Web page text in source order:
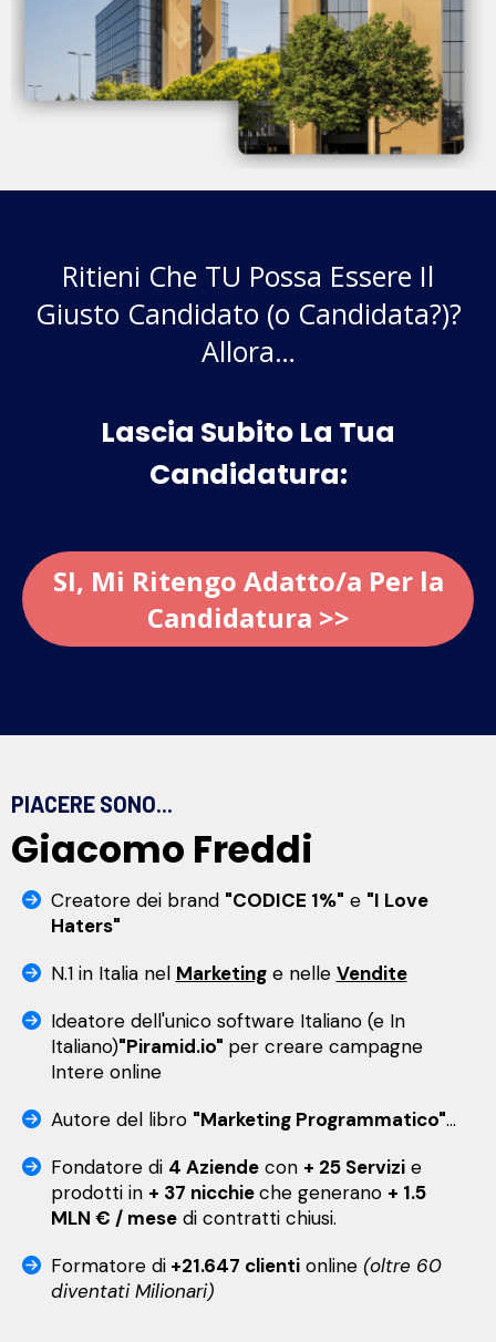
Ritieni Che TU Possa Essere Il
Giusto Candidato (o Candidata?)?
Allora…
Lascia Subito La Tua
Candidatura:
SI, Mi Ritengo Adatto/a Per la
Candidatura >>
PIACERE SONO...
Giacomo Freddi
Creatore dei brand "CODICE 1%" e "I Love
Haters"
N.1 in Italia nel Marketinge nelle Vendite
Ideatore dell'unico software Italiano (e In
Italiano)"Piramid.io" per creare campagne
Intere online
Autore del libro "Marketing Programmatico"...
Fondatore di 4 Aziendecon + 25 Servizie
prodotti in + 37 nicchieche generano + 1.5
MLN € / mesedi contratti chiusi.
Formatore di+21.647 clientionline (oltre 60
diventati Milionari)